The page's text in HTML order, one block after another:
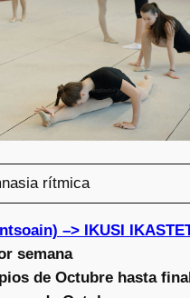
rítmica
–> IKUSI
semana
de Octubre hasta